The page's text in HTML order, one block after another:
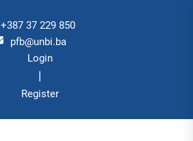
+387 37 229 850
pfb@unbi.ba
Login
|
Register